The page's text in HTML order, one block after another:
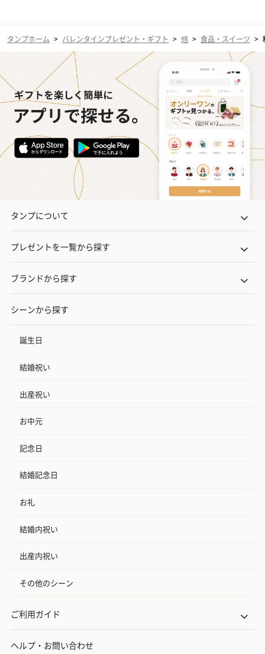
タンプホーム > バレンタインプレゼント・ギフト > 甥 > 食品・スイーツ >
タンプについて
プレゼントを一覧から探す
ブランドから探す
シーンから探す
誕生日
結婚祝い
出産祝い
お中元
記念日
結婚記念日
お礼
結婚内祝い
出産内祝い
その他のシーン
ご利用ガイド
ヘルプ・お問い合わせ